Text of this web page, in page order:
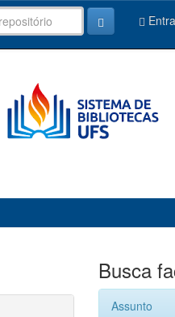
Busca
Assunto